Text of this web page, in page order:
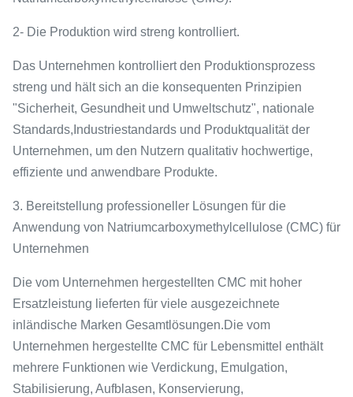
2- Die Produktion wird streng kontrolliert.
Das Unternehmen kontrolliert den Produktionsprozess
streng und hält sich an die konsequenten Prinzipien
"Sicherheit, Gesundheit und Umweltschutz", nationale
Standards,Industriestandards und Produktqualität der
Unternehmen, um den Nutzern qualitativ hochwertige,
effiziente und anwendbare Produkte.
3. Bereitstellung professioneller Lösungen für die
Anwendung von Natriumcarboxymethylcellulose (CMC) für
Unternehmen
Die vom Unternehmen hergestellten CMC mit hoher
Ersatzleistung lieferten für viele ausgezeichnete
inländische Marken Gesamtlösungen.Die vom
Unternehmen hergestellte CMC für Lebensmittel enthält
mehrere Funktionen wie Verdickung, Emulgation,
Stabilisierung, Aufblasen, Konservierung,